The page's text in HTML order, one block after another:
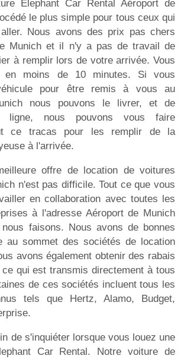
Elephant Car Rental Aéroport de
le plus simple pour tous ceux qui
Nous avons des prix pas chers
Munich et il n'y a pas de travail de
à remplir lors de votre arrivée. Vous
en moins de 10 minutes. Si vous
pour être remis à vous au
nous pouvons le livrer, et de
ligne, nous pouvons vous faire
ce tracas pour les remplir de la
à l'arrivée.
offre de location de voitures
n'est pas difficile. Tout ce que vous
en collaboration avec toutes les
à l'adresse Aéroport de Munich
faisons. Nous avons de bonnes
au sommet des sociétés de location
avons également obtenir des rabais
qui est transmis directement à tous
de ces sociétés incluent tous les
tels que Hertz, Alamo, Budget,
de s'inquiéter lorsque vous louez une
Car Rental. Notre voiture de